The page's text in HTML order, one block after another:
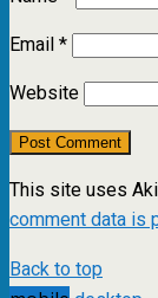
Email*
Website
This site uses
comment data is
Back to top